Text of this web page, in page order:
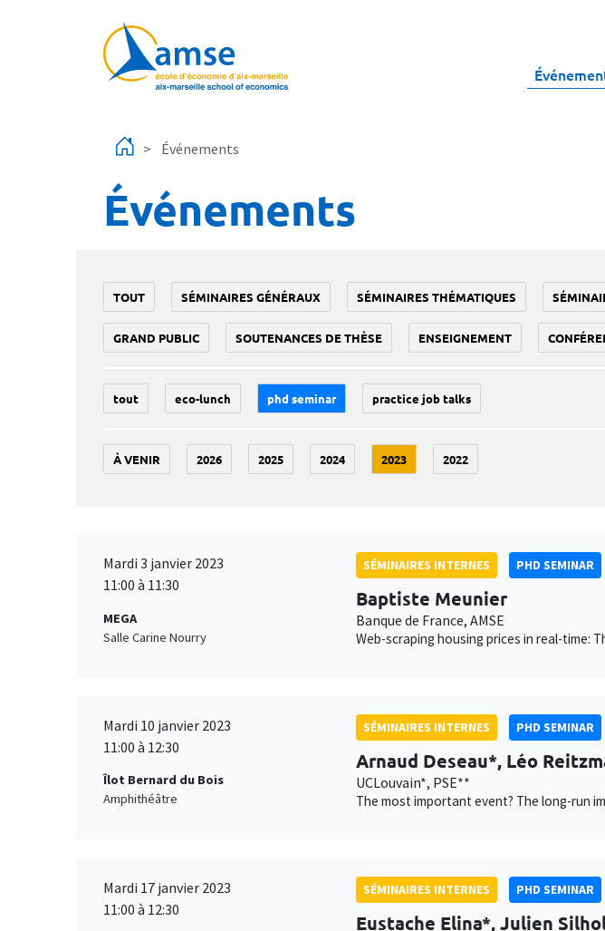
Événements
Événements
TOUT SÉMINAIRES GÉNÉRAUX SÉMINAIRES THÉMATIQUES
GRAND PUBLIC SOUTENANCES DE THÈSE ENSEIGNEMENT
tout eco-lunch phd seminar practice job talks
À VENIR 2026 2025 2024 2023 2022
Mardi 3 janvier 2023
11:00 à 11:30
MEGA
Salle Carine Nourry
SÉMINAIRES INTERNES PHD SEMINAR
Baptiste Meunier
Banque de France, AMSE
Web-scraping housing prices in real-time:
Mardi 10 janvier 2023
11:00 à 12:30
Îlot Bernard du Bois
Amphithéâtre
SÉMINAIRES INTERNES PHD SEMINAR
Arnaud Deseau*, Léo
UCLouvain*, PSE**
The most important event? The long-run
Mardi 17 janvier 2023
11:00 à 12:30
SÉMINAIRES INTERNES PHD SEMINAR
Eustache Elina*, Julien